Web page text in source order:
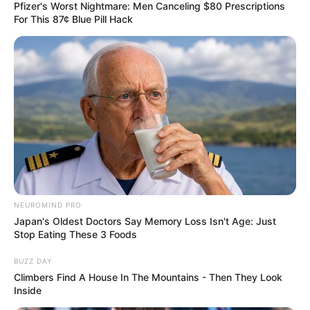
Pronostics PMU de la presse du Quinté le
Turf complet du PRIX BARBARA
Aisne Nouvelle : 5 – 2 – 8 – 4 – 6 – 9 – 7 – 3
Bilto : 5 – 9 – 7 – 4 – 1 – 8 – 2 – 3
Centre Presse Poitiers : 7 – 5 – 3 – 4 – 8 – 6 – 9 – 2
Charente Libre : 9 – 4 – 7 – 2 – 8 – 5 – 1 – 6
Europe 1 : 5 – 3 – 2 – 4 – 7 – 1 – 6 – 8
L’Echo du Centre : 4 – 5 – 7 – 8 – 9 – 6 – 2 – 3
Pfizer's Worst Nightmare: Men Canceling $80 Prescriptions
For This 87¢ Blue Pill Hack
NEUROMIND PRO
Japan's Oldest Doctors Say Memory Loss Isn't Age: Just
Stop Eating These 3 Foods
BUZZ DAY
Climbers Find A House In The Mountains - Then They Look
Inside